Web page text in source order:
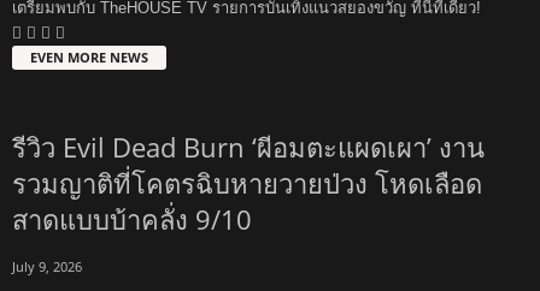
เตรียมพบกับ TheHOUSE TV รายการบันเทิงแนวสยองขวัญ ที่นี่ที่เดียว!
EVEN MORE NEWS
รีวิว Evil Dead Burn ‘ผีอมตะแผดเผา’ งาน
รวมญาติที่โคตรฉิบหายวายป่วง โหดเลือด
สาดแบบบ้าคลั่ง 9/10
July 9, 2026